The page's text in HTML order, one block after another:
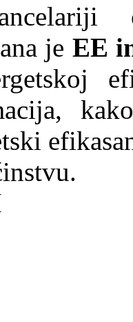
je EE